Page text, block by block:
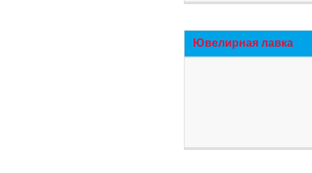
Ювелирная лавка